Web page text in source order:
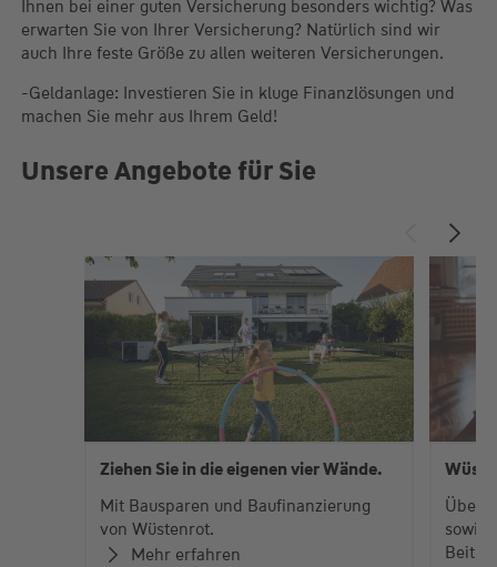
Ihnen bei einer guten Versicherung besonders wichtig? Was
erwarten Sie von Ihrer Versicherung? Natürlich sind wir
auch Ihre feste Größe zu allen weiteren Versicherungen.
-Geldanlage: Investieren Sie in kluge Finanzlösungen und
machen Sie mehr aus Ihrem Geld!
Unsere Angebote für Sie
Ziehen Sie in die eigenen vier Wände.
Mit Bausparen und Baufinanzierung
von Wüstenrot.
Mehr erfahren
Über
sowie